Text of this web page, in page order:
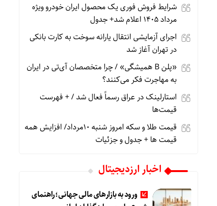
شرایط فروش فوری یک محصول ایران خودرو ویژه
مرداد ۱۴۰۵ اعلام شد+ جدول
اجرای آزمایشی انتقال یارانه سوخت به کارت بانکی
در تهران آغاز شد
«پلن B همیشگی» / چرا متخصصان آی‌تی در ایران
به مهاجرت فکر می‌کنند؟
استارلینک در عراق رسماً فعال شد / + فهرست
قیمت‌ها
قیمت طلا و سکه امروز شنبه 10مرداد/ افزایش همه
قیمت ها + جدول و جزئیات
اخبار ارزدیجیتال
ورود به بازارهای مالی جهانی؛ راهنمای